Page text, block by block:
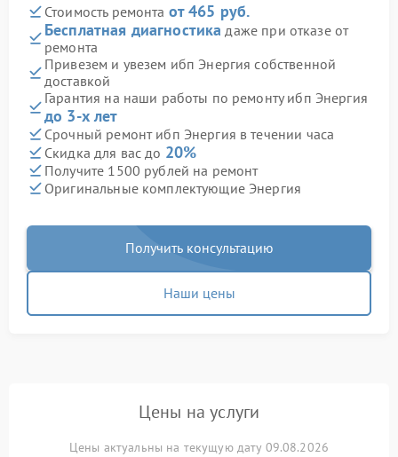
Стоимость ремонта от 465 руб.
Бесплатная диагностика даже при отказе от
ремонта
Привезем и увезем ибп Энергия собственной
доставкой
Гарантия на наши работы по ремонту ибп Энергия
до 3-х лет
Срочный ремонт ибп Энергия в течении часа
Скидка для вас до 20%
Получите 1500 рублей на ремонт
Оригинальные комплектующие Энергия
Получить консультацию
Наши цены
Цены на услуги
Цены актуальны на текущую дату 09.08.2026